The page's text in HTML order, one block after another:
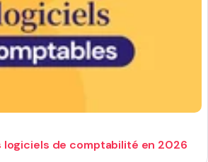
logiciels de comptabilité en 2026